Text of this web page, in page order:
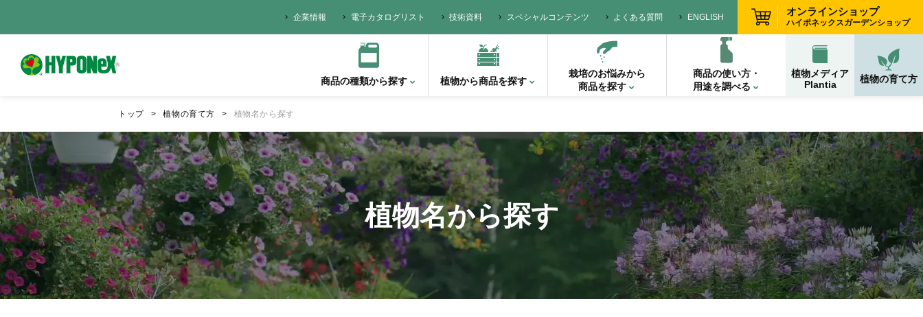
商品の種類から探す 植物から商品を探す
栽培のお悩みから
商品を探す
商品の使い方・
用途を調べる
植物メディア
Plantia
植物の育て方
企業情報 電子カタログリスト 技術資料 スペシャルコンテンツ よくある質問 ENGLISH
オンラインショップ
ハイポネックスガーデンショップ
トップ 植物の育て方 植物名から探す
植物名から探す